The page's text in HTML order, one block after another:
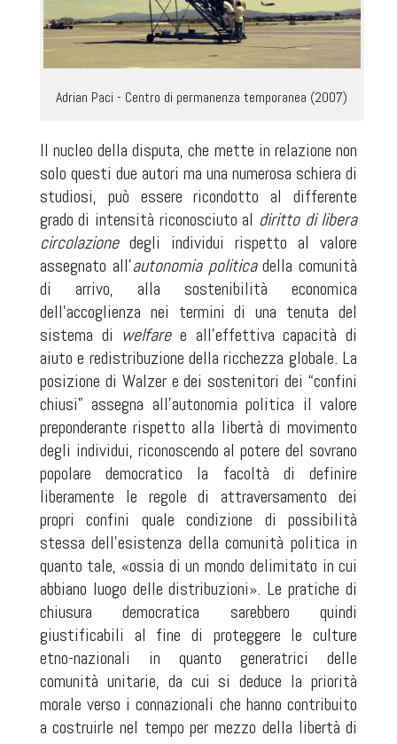
Adrian Paci - Centro di permanenza temporanea (2007)
Il nucleo della disputa, che mette in relazione non
solo questi due autori ma una numerosa schiera di
studiosi, può essere ricondotto al differente
grado di intensità riconosciuto al diritto di libera
circolazionedegli individui rispetto al valore
assegnato all’autonomia politicadella comunità
di arrivo, alla sostenibilità economica
dell’accoglienza nei termini di una tenuta del
sistema di welfaree all’effettiva capacità di
aiuto e redistribuzione della ricchezza globale. La
posizione di Walzer e dei sostenitori dei “confini
chiusi” assegna all’autonomia politica il valore
preponderante rispetto alla libertà di movimento
degli individui, riconoscendo al potere del sovrano
popolare democratico la facoltà di definire
liberamente le regole di attraversamento dei
propri confini quale condizione di possibilità
stessa dell’esistenza della comunità politica in
quanto tale, «ossia di un mondo delimitato in cui
abbiano luogo delle distribuzioni». Le pratiche di
chiusura democratica sarebbero quindi
giustificabili al fine di proteggere le culture
etno-nazionali in quanto generatrici delle
comunità unitarie, da cui si deduce la priorità
morale verso i connazionali che hanno contribuito
a costruirle nel tempo per mezzo della libertà di